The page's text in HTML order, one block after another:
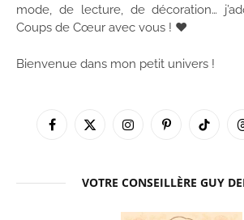
mode, de lecture, de décoration…
Coups de Cœur avec vous ! ♥
Bienvenue dans mon petit univers !
Facebook
X
InstagramPinterestTikTok
VOTRE CONSEILLÈRE GUY